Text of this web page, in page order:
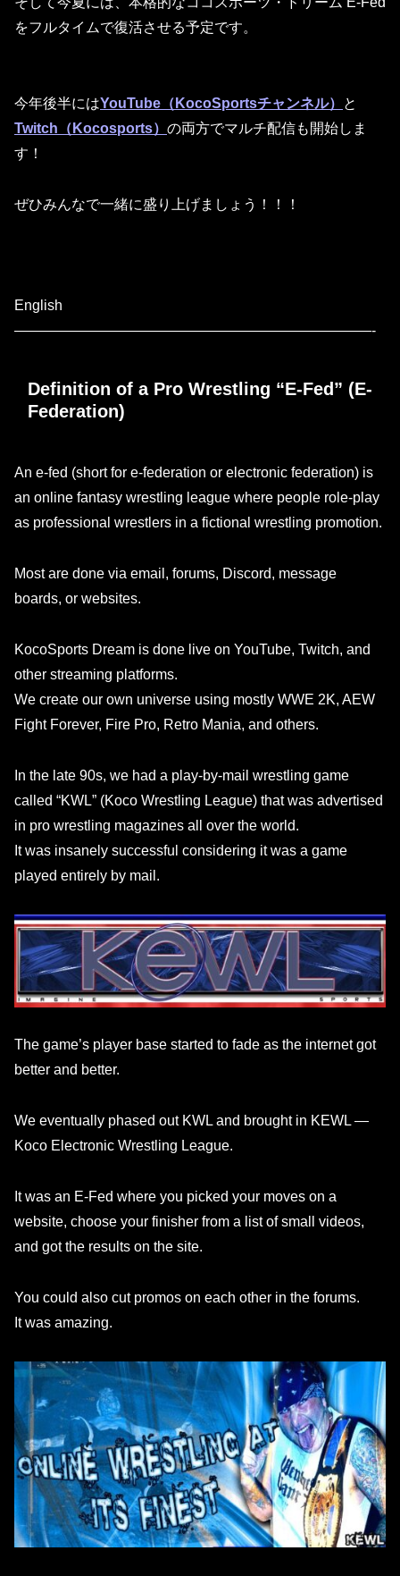
をフルタイムで復活させる予定です。
今年後半にはYouTube（KocoSportsチャンネル）
と
Twitch（Kocosports） の両方でマルチ配信も開始しま
す！
ぜひみんなで一緒に盛り上げましょう！！！
English
—————————————————————————-
Definition of a Pro Wrestling “E-Fed” (E-
Federation)
An e-fed (short for e-federation or electronic federation) is
an online fantasy wrestling league where people role-play
as professional wrestlers in a fictional wrestling promotion.
Most are done via email, forums, Discord, message
boards, or websites.
KocoSports Dream is done live on YouTube, Twitch, and
other streaming platforms.
We create our own universe using mostly WWE 2K, AEW
Fight Forever, Fire Pro, Retro Mania, and others.
In the late 90s, we had a play-by-mail wrestling game
called “KWL” (Koco Wrestling League) that was advertised
in pro wrestling magazines all over the world.
It was insanely successful considering it was a game
played entirely by mail.
The game’s player base started to fade as the internet got
better and better.
We eventually phased out KWL and brought in KEWL —
Koco Electronic Wrestling League.
It was an E-Fed where you picked your moves on a
website, choose your finisher from a list of small videos,
and got the results on the site.
You could also cut promos on each other in the forums.
It was amazing.